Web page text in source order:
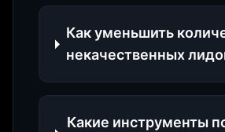
Как уменьшить
некачественных
Какие инструменты